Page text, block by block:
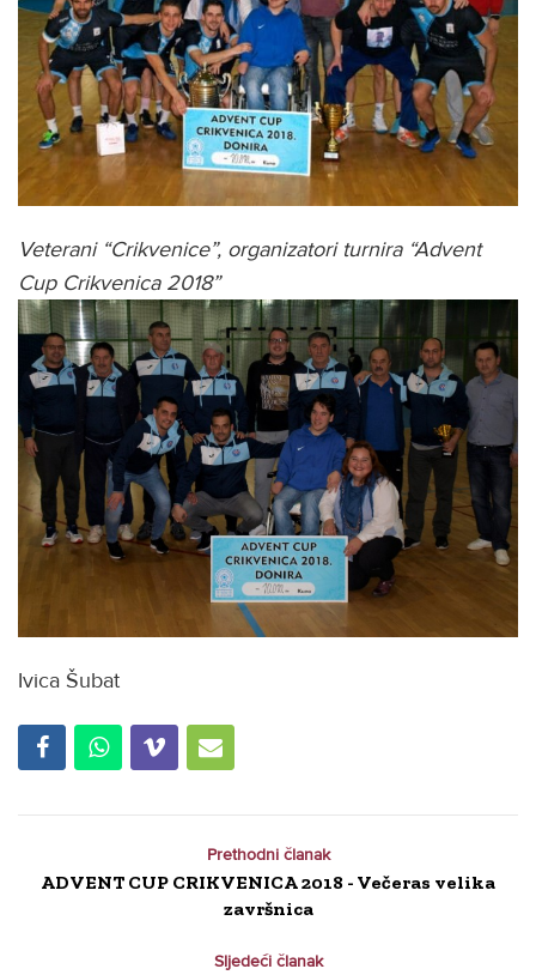
Veterani “Crikvenice”, organizatori turnira “Advent
Cup Crikvenica 2018”
Ivica Šubat
Prethodni članak
ADVENT CUP CRIKVENICA 2018 - Večeras velika
završnica
Sljedeći članak